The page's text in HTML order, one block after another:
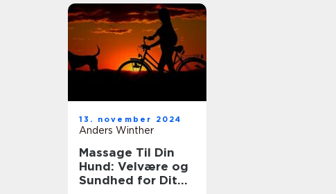
13. november 2024
Anders Winther
Massage Til Din
Hund: Velvære og
Sundhed for Dit